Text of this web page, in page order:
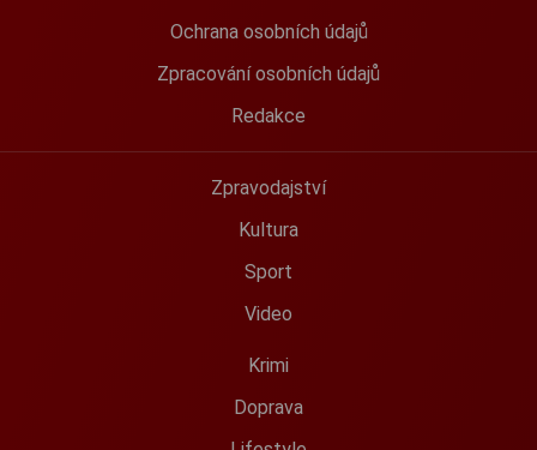
Ochrana osobních údajů
Zpracování osobních údajů
Redakce
Zpravodajství
Kultura
Sport
Video
Krimi
Doprava